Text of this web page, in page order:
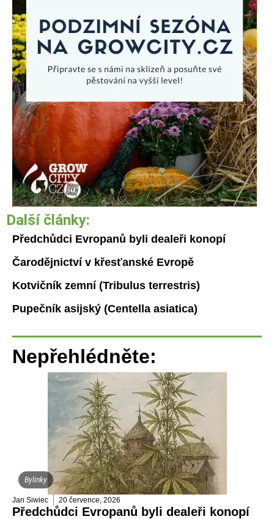
Další články:
Předchůdci Evropanů byli dealeři konopí
Čarodějnictví v křesťanské Evropě
Kotvičník zemní (Tribulus terrestris)
Pupečník asijský (Centella asiatica)
Nepřehlédněte:
Bylinky
Jan Siwiec 20 července, 2026
Předchůdci Evropanů byli dealeři konopí